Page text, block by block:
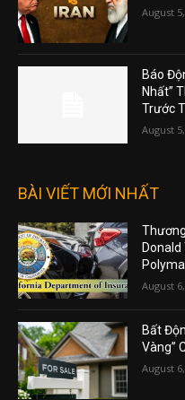
August
Báo
Nhất”
Trước
August
BÀI VIẾT MỚI NHẤT
August
Bất
Vàng”
August